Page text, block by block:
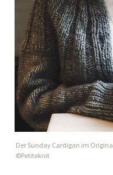
Der Sunday Cardigan im
©Petiteknit